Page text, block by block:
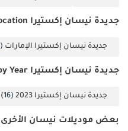
جديدة نيسان إكستيرا by Location
جديدة نيسان إكستيرا الإمارات (22)
جديدة نيسان إكستيرا by Year
جديدة نيسان إكستيرا 2023 (16)
بعض موديلات نيسان الأخرى